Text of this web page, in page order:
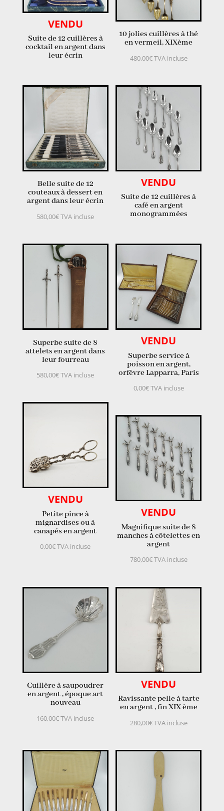
VENDU
Suite de 12 cuillères à
cocktail en argent dans
leur écrin
10 jolies cuillères à thé
en vermeil, XIXème
480,00€TVA incluse
Belle suite de 12
couteaux à dessert en
argent dans leur écrin
580,00€TVA incluse
VENDU
Suite de 12 cuillères à
café en argent
monogrammées
Superbe suite de 8
attelets en argent dans
leur fourreau
580,00€TVA incluse
VENDU
Superbe service à
poisson en argent,
orfèvre Lapparra, Paris
0,00€TVA incluse
VENDU
Petite pince à
mignardises ou à
canapés en argent
0,00€TVA incluse
VENDU
Magnifique suite de 8
manches à côtelettes en
argent
780,00€TVA incluse
Cuillère à saupoudrer
en argent , époque art
nouveau
160,00€TVA incluse
VENDU
Ravissante pelle à tarte
en argent , fin XIX ème
280,00€TVA incluse